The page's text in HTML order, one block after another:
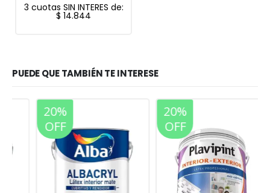
3 cuotas SIN INTERES de:
$ 14.844
PUEDE QUE TAMBIÉN TE INTERESE
20%
OFF
20%
OFF